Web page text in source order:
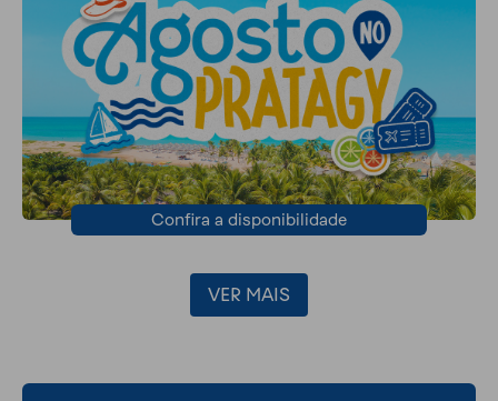
Confira a disponibilidade
VER MAIS